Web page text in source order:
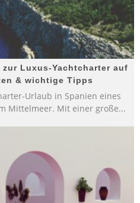
Luxus-Yachtcharter auf
& wichtige Tipps
Urlaub in Spanien eines
Mittelmeer. Mit einer große...